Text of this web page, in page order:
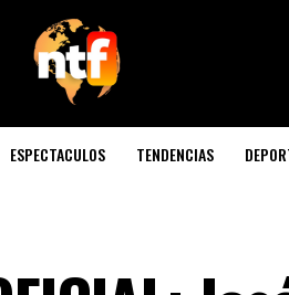
ESPECTACULOS TENDENCIAS